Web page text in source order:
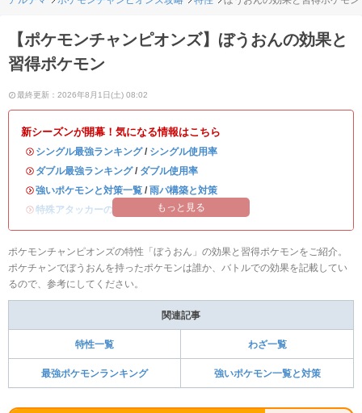
【ポケモンチャンピオンズ】ぼうおんの効果と
習得ポケモン
最終更新：2026年8月1日(土) 08:02
新シーズンが開幕！気になる情報はこちら
・ シングル最強ランキング/ シングル使用率
・ ダブル最強ランキング/ ダブル使用率
・強いポケモンと対策一覧 / 雨パ構築と対策
・特殊アタッカーのおすすめランキング
もっと見る
ポケモンチャンピオンズの特性「ぼうおん」の効果と習得ポケモンをご紹介。
ポケチャンでぼうおんを持ったポケモンは誰か、バトルでの効果を記載してい
るので、参考にしてください。
関連記事
特性一覧 わざ一覧
最強ポケモンランキング 強いポケモン一覧と対策